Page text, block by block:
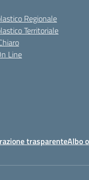
Regionale
Territoriale
Line
trasparenteAlbo